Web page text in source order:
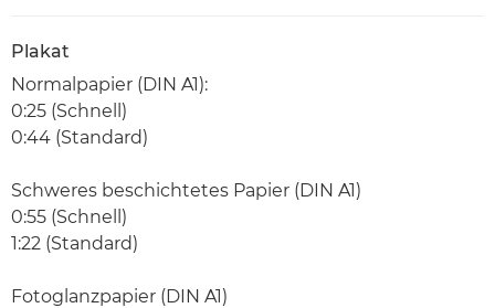
Plakat
Normalpapier (DIN A1):
0:25 (Schnell)
0:44 (Standard)
Schweres beschichtetes Papier (DIN A1)
0:55 (Schnell)
1:22 (Standard)
Fotoglanzpapier (DIN A1)